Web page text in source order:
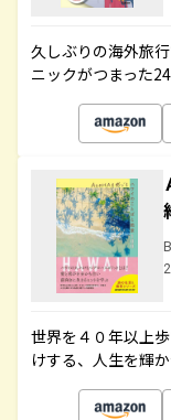
久しぶりの海外旅
ニックがつまった
世界を４０年以上
けする、人生を輝